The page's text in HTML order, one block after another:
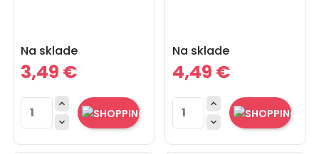
Na sklade
Cena
3,49 €


Na sklade
Cena
4,49 €

